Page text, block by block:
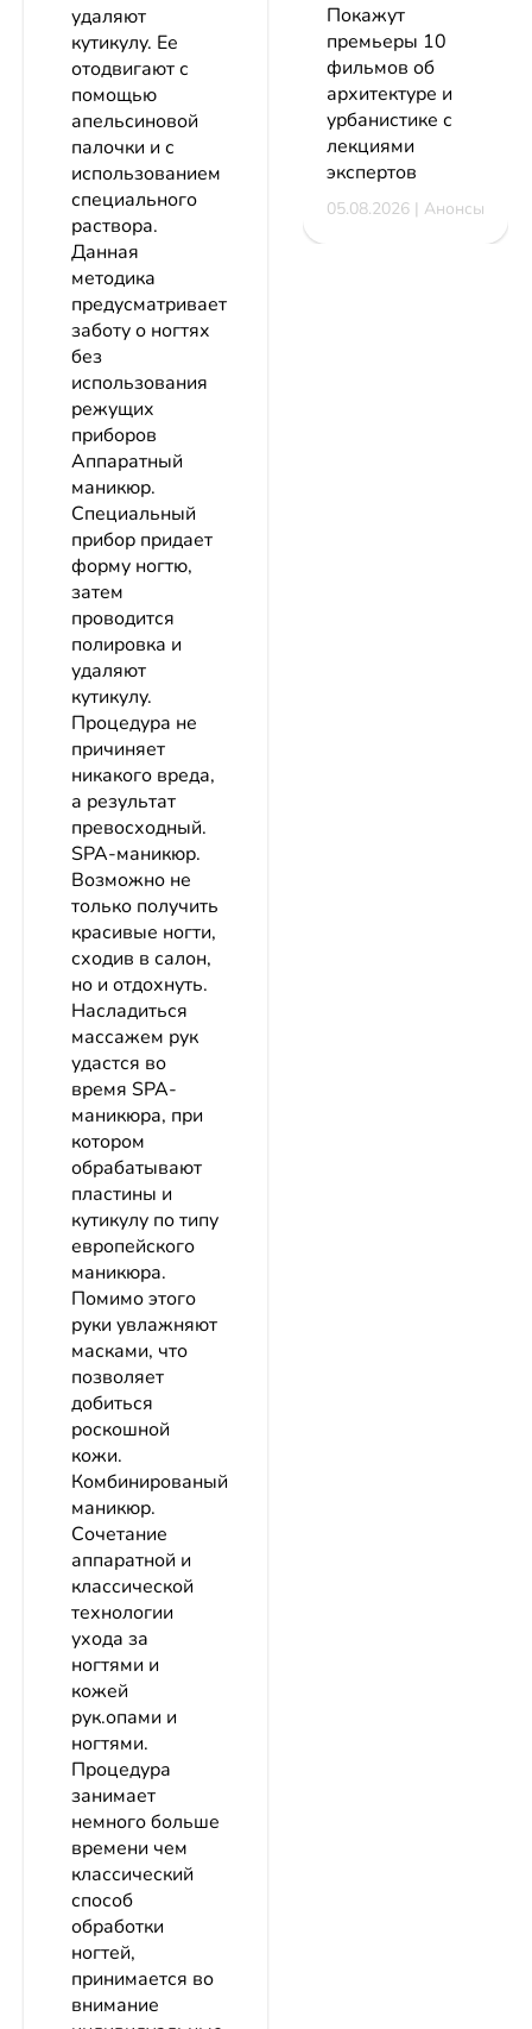
удаляют
кутикулу. Ее
отодвигают с
помощью
апельсиновой
палочки и с
использованием
специального
раствора.
Данная
методика
предусматривает
заботу о ногтях
без
использования
режущих
приборов
Аппаратный
маникюр.
Специальный
прибор придает
форму ногтю,
затем
проводится
полировка и
удаляют
кутикулу.
Процедура не
причиняет
никакого вреда,
а результат
превосходный.
SPA-маникюр.
Возможно не
только получить
красивые ногти,
сходив в салон,
но и отдохнуть.
Насладиться
массажем рук
удастся во
время SPA-
маникюра, при
котором
обрабатывают
пластины и
кутикулу по типу
европейского
маникюра.
Помимо этого
руки увлажняют
масками, что
позволяет
добиться
роскошной
кожи.
Комбинированый
маникюр.
Сочетание
аппаратной и
классической
технологии
ухода за
ногтями и
кожей
рук.опами и
ногтями.
Процедура
занимает
немного больше
времени чем
классический
способ
обработки
ногтей,
принимается во
внимание
Покажут
премьеры 10
фильмов об
архитектуре и
урбанистике с
лекциями
экспертов
05.08.2026 | Анонсы